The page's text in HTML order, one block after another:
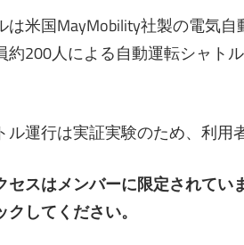
は米国MayMobility社製の電気
200人による自動運転シャト
運行は実証実験のため、利用
セスはメンバーに限定されて
してください。